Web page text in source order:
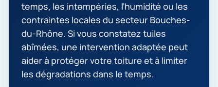
temps, les intempéries, l’humidité ou les
contraintes locales du secteur Bouches-
du-Rhône. Si vous constatez tuiles
abîmées, une intervention adaptée peut
aider à protéger votre toiture et à limiter
les dégradations dans le temps.